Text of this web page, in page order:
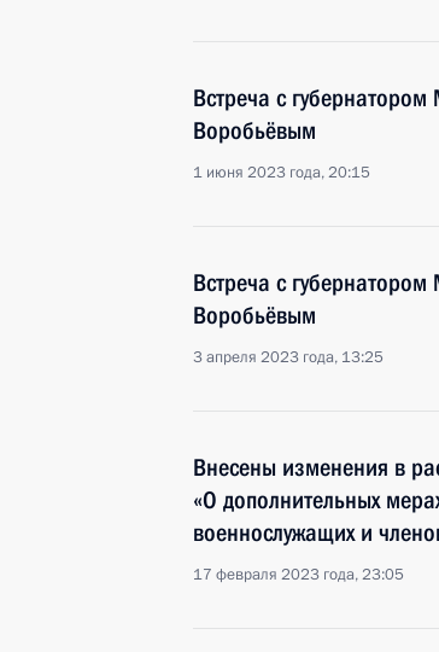
Встреча с
Воробьёвым
1 июня 2023 года, 20:15
Встреча с
Воробьёвым
3 апреля 2023 года, 13:25
Внесены изменения в
«О дополнительных
военнослужащих и
17 февраля 2023 года, 23:05